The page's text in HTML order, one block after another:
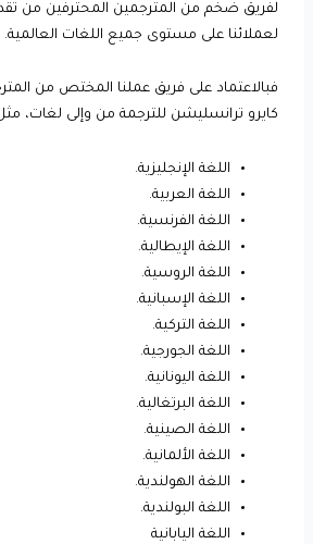
لفريق ضخم من المترجمين المحترفين من
لعملائنا على مستوى جميع اللغات العالمية.
فبالاعتماد على فريق عملنا المختص من
كايرو ترانسليشن للترجمة من وإلى لغات،
اللغة الإنجليزية.
اللغة العربية.
اللغة الفرنسية.
اللغة الإيطالية.
اللغة الروسية.
اللغة الإسبانية.
اللغة التركية.
اللغة الجورجية.
اللغة اليونانية.
اللغة البرتغالية.
اللغة الصينية.
اللغة الألمانية.
اللغة الهولندية.
اللغة البولندية.
اللغة اليابانية